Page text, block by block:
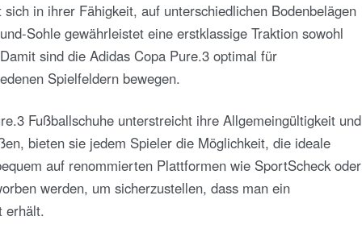
in ihrer Fähigkeit, auf unterschiedlichen Bodenbelägen
Sohle gewährleistet eine erstklassige Traktion sowohl
sind die Adidas Copa Pure.3 optimal für
Spielfeldern bewegen.
Fußballschuhe unterstreicht ihre Allgemeingültigkeit und
bieten sie jedem Spieler die Möglichkeit, die ideale
auf renommierten Plattformen wie SportScheck oder
werden, um sicherzustellen, dass man ein
erhält.